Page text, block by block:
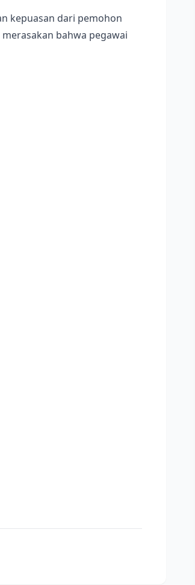
kepuasan dari pemohon
bahwa pegawai